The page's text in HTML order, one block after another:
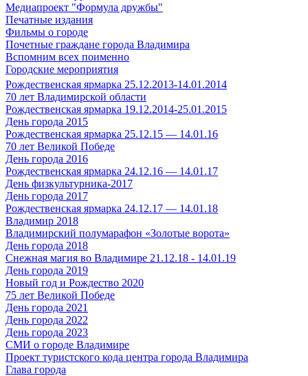
Медиапроект "Формула дружбы"
Печатные издания
Фильмы о городе
Почетные граждане города Владимира
Вспомним всех поименно
Городские мероприятия
Рождественская ярмарка 25.12.2013-14.01.2014
70 лет Владимирской области
Рождественская ярмарка 19.12.2014-25.01.2015
День города 2015
Рождественская ярмарка 25.12.15 — 14.01.16
70 лет Великой Победе
День города 2016
Рождественская ярмарка 24.12.16 — 14.01.17
День физкультурника-2017
День города 2017
Рождественская ярмарка 24.12.17 — 14.01.18
Владимир 2018
Владимирский полумарафон «Золотые ворота»
День города 2018
Снежная магия во Владимире 21.12.18 - 14.01.19
День города 2019
Новый год и Рождество 2020
75 лет Великой Победе
День города 2021
День города 2022
День города 2023
СМИ о городе Владимире
Проект туристского кода центра города Владимира
Глава города